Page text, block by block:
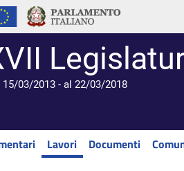
15/03/2013 - al 22/03/2018
Lavori Documenti